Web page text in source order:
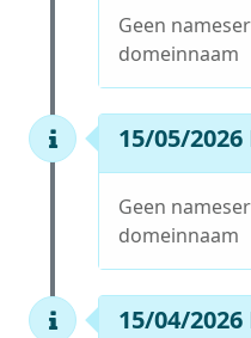
Geen
domeinnaam
15/05/2026
Geen
domeinnaam
15/04/2026